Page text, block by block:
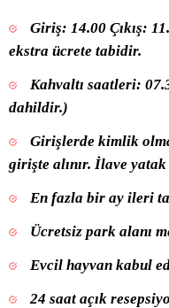
Giriş: 14.00 Çıkış:
ekstra ücrete tabidir.
Kahvaltı saatleri:
dahildir.)
Girişlerde kimlik
girişte alınır. İlave
En fazla bir ay ileri
Ücretsiz park alanı
Evcil hayvan kabul
24 saat açık